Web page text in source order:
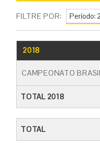
FILTRE POR:
2018
CAMPEONATO
TOTAL 2018
TOTAL